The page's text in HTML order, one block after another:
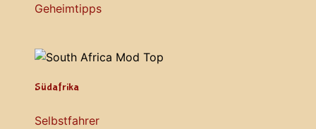
Geheimtipps
Südafrika
Selbstfahrer